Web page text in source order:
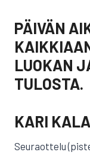
PÄIVÄN
LUOKAN
TULOSTA.
KARI
Seuraottelu